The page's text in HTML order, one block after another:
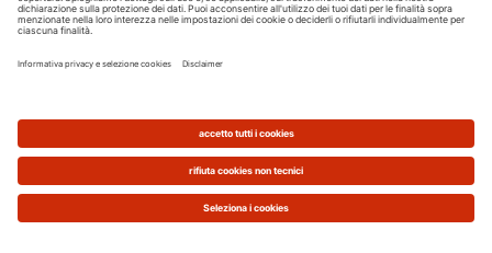
biomassa per ottimizzarne il rendimento e
aggiungere la gestione simultanea dell'acqua calda
sanitaria, così come per chi sta valutando di
Allo stesso tempo, il dispositivo è progettato per
essere il cuore pulsantedi un sistema Viessmann
completo, gestendo in totale autonomia tutte le
funzioni di climatizzazione e produzione di acqua